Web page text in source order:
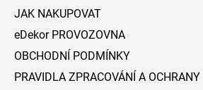
ý
JAK NAKUPOVAT
eDekor PROVOZOVNA
OBCHODNÍ PODMÍNKY
PRAVIDLA ZPRACOVÁNÍ A